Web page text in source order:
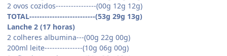
2 ovos cozidos----------------(00g 12g 12g)
TOTAL--------------------------(53g 29g 13g)
Lanche 2 (17 horas)
2 colheres albumina---(00g 22g 00g)
200ml leite---------------(10g 06g 00g)